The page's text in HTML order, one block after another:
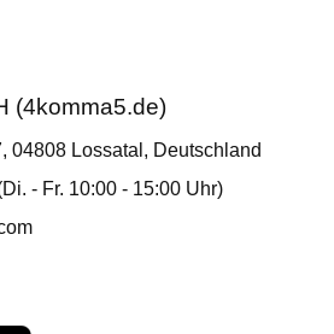
(4komma5.de)
04808 Lossatal, Deutschland
- Fr. 10:00 - 15:00 Uhr)